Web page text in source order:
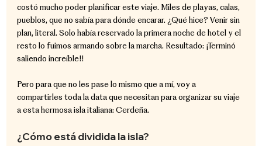
costó mucho poder planificar este viaje. Miles de playas, calas,
pueblos, que no sabía para dónde encarar. ¿Qué hice? Venir sin
plan, literal. Solo había reservado la primera noche de hotel y el
resto lo fuimos armando sobre la marcha. Resultado: ¡Terminó
saliendo increíble!!
Pero para que no les pase lo mismo que a mí, voy a
compartirles toda la data que necesitan para organizar su viaje
a esta hermosa isla italiana: Cerdeña.
¿Cómo está dividida la isla?